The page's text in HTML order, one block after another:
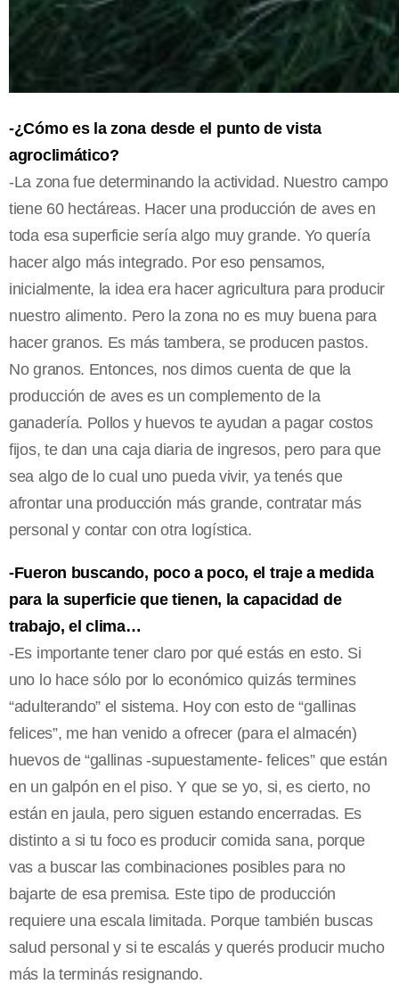
-¿Cómo es la zona desde el punto de vista
agroclimático?
-La zona fue determinando la actividad. Nuestro campo
tiene 60 hectáreas. Hacer una producción de aves en
toda esa superficie sería algo muy grande. Yo quería
hacer algo más integrado. Por eso pensamos,
inicialmente, la idea era hacer agricultura para producir
nuestro alimento. Pero la zona no es muy buena para
hacer granos. Es más tambera, se producen pastos.
No granos. Entonces, nos dimos cuenta de que la
producción de aves es un complemento de la
ganadería. Pollos y huevos te ayudan a pagar costos
fijos, te dan una caja diaria de ingresos, pero para que
sea algo de lo cual uno pueda vivir, ya tenés que
afrontar una producción más grande, contratar más
personal y contar con otra logística.
-Fueron buscando, poco a poco, el traje a medida
para la superficie que tienen, la capacidad de
trabajo, el clima…
-Es importante tener claro por qué estás en esto. Si
uno lo hace sólo por lo económico quizás termines
“adulterando” el sistema. Hoy con esto de “gallinas
felices”, me han venido a ofrecer (para el almacén)
huevos de “gallinas -supuestamente- felices” que están
en un galpón en el piso. Y que se yo, si, es cierto, no
están en jaula, pero siguen estando encerradas. Es
distinto a si tu foco es producir comida sana, porque
vas a buscar las combinaciones posibles para no
bajarte de esa premisa. Este tipo de producción
requiere una escala limitada. Porque también buscas
salud personal y si te escalás y querés producir mucho
más la terminás resignando.